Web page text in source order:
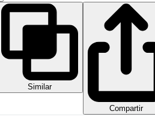
Similar
Compartir